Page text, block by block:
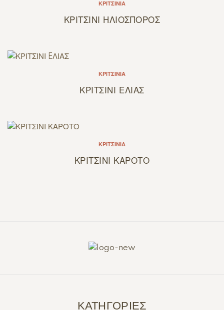
ΚΡΙΤΣΊΝΙΑ
ΚΡΙΤΣΙΝΙ ΗΛΙΟΣΠΟΡΟΣ
ΚΡΙΤΣΊΝΙΑ
ΚΡΙΤΣΙΝΙ EΛΙΑΣ
ΚΡΙΤΣΊΝΙΑ
ΚΡΙΤΣΙΝΙ ΚΑΡΟΤΟ
ΚΑΤΗΓΟΡΙΕΣ